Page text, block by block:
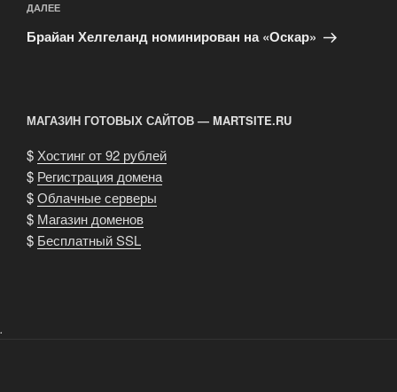
Следующая
запись
ДАЛЕЕ
Брайан Хелгеланд номинирован на «Оскар»
МАГАЗИН ГОТОВЫХ САЙТОВ — MARTSITE.RU
$ Хостинг от 92 рублей
$ Регистрация домена
$Облачные серверы
$ Магазин доменов
$ Бесплатный SSL
.